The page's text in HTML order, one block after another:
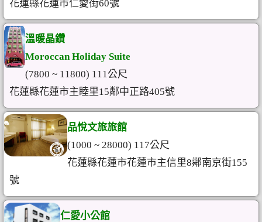
花蓮縣花蓮市仁愛街60號
溫暖晶鑽
Moroccan Holiday Suite
(7800 ~ 11800) 111公尺
花蓮縣花蓮市主睦里15鄰中正路405號
品悅文旅旅館
(1000 ~ 28000) 117公尺
花蓮縣花蓮市花蓮市主信里8鄰南京街155
號
仁愛小公館